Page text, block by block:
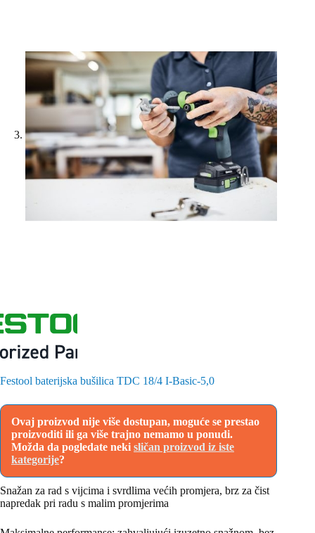
Festool baterijska bušilica TDC 18/4 I-Basic-5,0
Ovaj proizvod nije više dostupan, moguće se prestao
proizvoditi ili ga više trajno nemamo u ponudi.
Možda da pogledate neki sličan proizvod iz iste
kategorije?
Snažan za rad s vijcima i svrdlima većih promjera, brz za čist
napredak pri radu s malim promjerima